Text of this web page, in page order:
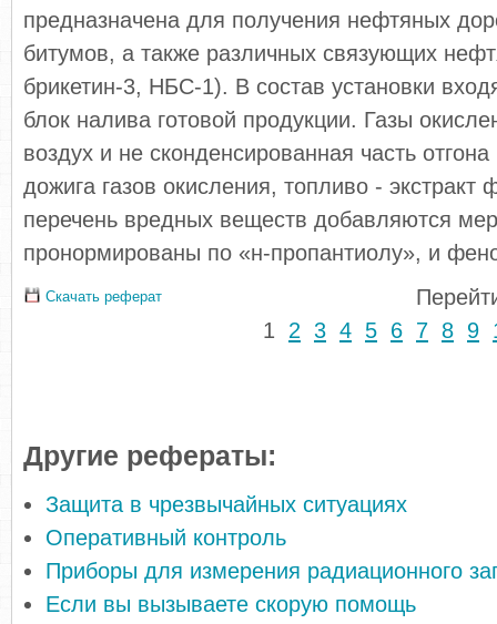
предназначена для получения нефтяных
битумов, а также различных связующих
брикетин-3, НБС-1). В состав установки
блок налива готовой продукции. Газы
воздух и не сконденсированная часть
дожига газов окисления, топливо - экстракт
перечень вредных веществ добавляются
пронормированы по «н-пропантиолу», и
Скачать реферат
1 2 3 4 5 6 7 8 9
Другие рефераты:
Защита в чрезвычайных ситуациях
Оперативный контроль
Приборы для измерения радиационного
Если вы вызываете скорую помощь